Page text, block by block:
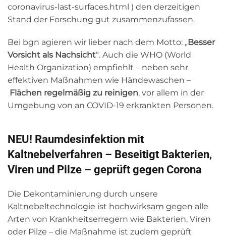
coronavirus-last-surfaces.html ) den derzeitigen
Stand der Forschung gut zusammenzufassen.
Bei bgn agieren wir lieber nach dem Motto: „Besser
Vorsicht als Nachsicht“. Auch die WHO (World
Health Organization) empfiehlt – neben sehr
effektiven Maßnahmen wie Händewaschen –
Flächen regelmäßig zu reinigen, vor allem in der
Umgebung von an COVID-19 erkrankten Personen.
NEU! Raumdesinfektion mit
Kaltnebelverfahren – Beseitigt Bakterien,
Viren und Pilze – geprüft gegen Corona
Die Dekontaminierung durch unsere
Kaltnebeltechnologie ist hochwirksam gegen alle
Arten von Krankheitserregern wie Bakterien, Viren
oder Pilze – die Maßnahme ist zudem geprüft